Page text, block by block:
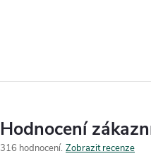
Hodnocení
316 hodnocení Zobrazit recenze